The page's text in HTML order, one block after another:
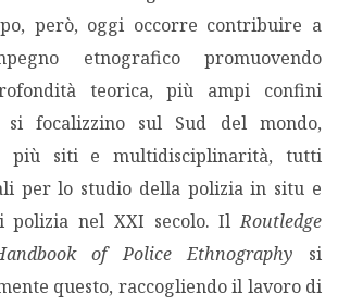
però, oggi occorre contribuire a
etnografico promuovendo
teorica, più ampi confini
si focalizzino sul Sud del mondo,
più siti e multidisciplinarità, tutti
per lo studio della polizia in situ e
polizia nel XXI secolo. IlRoutledge
of Police Ethnography si
questo, raccogliendo il lavoro di